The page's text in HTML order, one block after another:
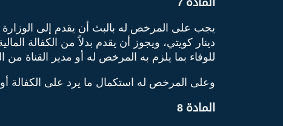
يجب على المرخص له بالبث أن يقدم إلى الوزارة
دينار كويتي، ويجوز أن يقدم بدلاً من الكفالة
للوفاء بما يلزم به المرخص له أو مدير القناة
وعلى المرخص له استكمال ما يرد على الكفالة
المادة 8